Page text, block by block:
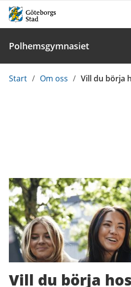
Polhemsgymnasiet
Du
Start / Om oss / Vill du börja
Vill du börja